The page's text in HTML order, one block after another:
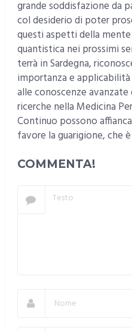
grande soddisfazione da
col desiderio di poter
questi aspetti della
quantistica nei prossimi
terrà in Sardegna,
importanza e
alle conoscenze
ricerche nella Medicina
Continuo possono
favore la guarigione, che
COMMENTA!